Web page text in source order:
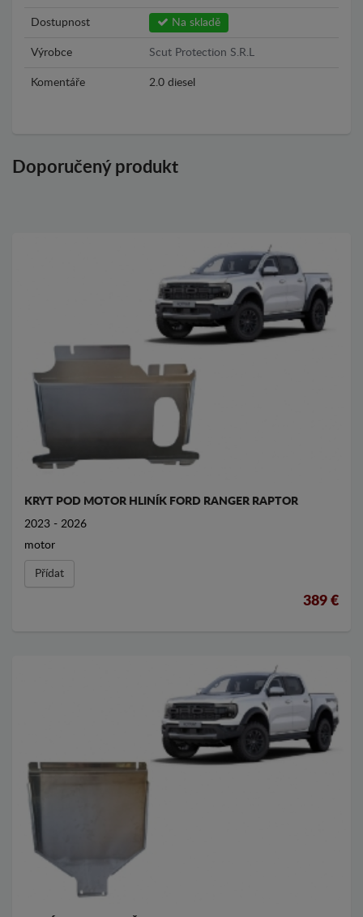
Dostupnost Na skladě
Výrobce Scut Protection S.R.L
Komentáře 2.0 diesel
Doporučený produkt
KRYT POD MOTOR HLINÍK FORD RANGER RAPTOR
2023 - 2026
motor
Přídat
389 €